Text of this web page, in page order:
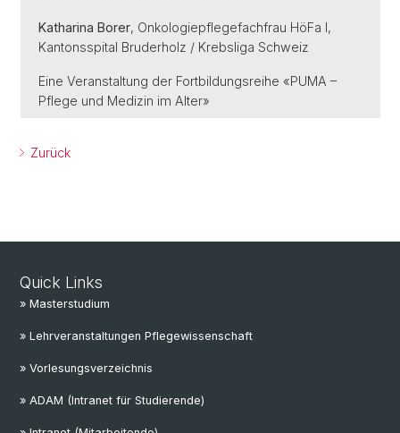
Katharina Borer, Onkologiepflegefachfrau HöFa I,
Kantonsspital Bruderholz / Krebsliga Schweiz
Eine Veranstaltung der Fortbildungsreihe «PUMA –
Pflege und Medizin im Alter»
Zurück
Quick Links
» Masterstudium
» Lehrveranstaltungen Pflegewissenschaft
» Vorlesungsverzeichnis
» ADAM (Intranet für Studierende)